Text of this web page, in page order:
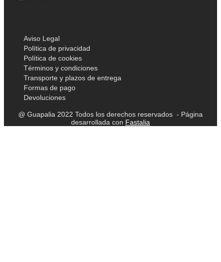
Aviso Legal
Política de privacidad
Política de cookies
Términos y condiciones
Transporte y plazos de entrega
Formas de pago
Devoluciones
@ Guapalia 2022 Todos los derechos reservados - Página
desarrollada con Fastalia